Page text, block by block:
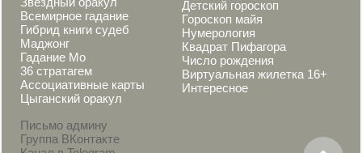
Всемирное гадание
Гибрид книги судеб
Маджонг
Гадание Мо
36 стратагем
Ассоциативные карты
Цыганский оракул
Письмо админу
Группа ВКонтакте
Детский гороскоп
Гороскоп майя
Нумерология
Квадрат Пифагора
Число рождения
Виртуальная жилетка 16+
Интересное